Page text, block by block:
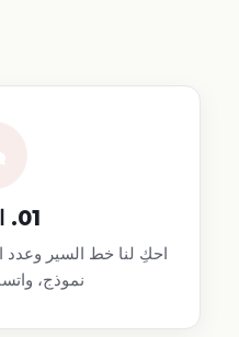
01. الطلب
احكِ لنا خط السير وعدد
نموذج،